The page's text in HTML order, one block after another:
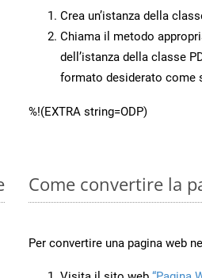
Crea un’istanza della
Chiama il metodo
dell’istanza della classe
formato desiderato come
%!(EXTRA string=ODP)
Come convertire la
Per convertire una pagina web